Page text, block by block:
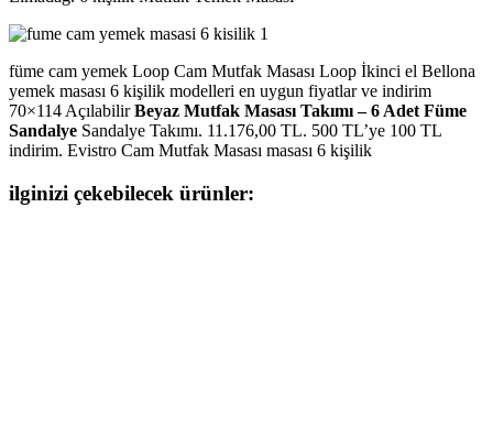
füme cam yemek Loop Cam Mutfak Masası Loop İkinci el Bellona
yemek masası 6 kişilik modelleri en uygun fiyatlar ve indirim
70×114 AçılabilirBeyaz Mutfak Masası Takımı – 6 Adet Füme
Sandalye Sandalye Takımı. 11.176,00 TL. 500 TL’ye 100 TL
indirim. Evistro Cam Mutfak Masası masası 6 kişilik
ilginizi çekebilecek ürünler: